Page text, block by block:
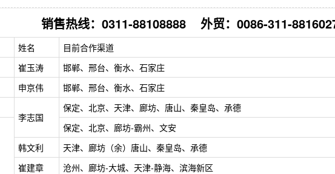
销售热线：0311-88108888 外贸：0086-311-
姓名 目前合作渠道
崔玉涛 邯郸、邢台、衡水、石家庄
申京伟 邯郸、邢台、衡水、石家庄
李志国
保定、北京、天津、廊坊、唐山、秦皇岛、承德
保定、北京、廊坊-霸州、文安
韩文利
天津、廊坊（余）唐山、秦皇岛、承德
崔建章
沧州、廊坊-大城、天津-静海、滨海新区